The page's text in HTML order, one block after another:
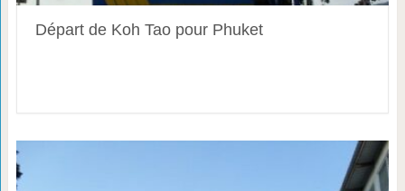
Départ de Koh Tao pour Phuket